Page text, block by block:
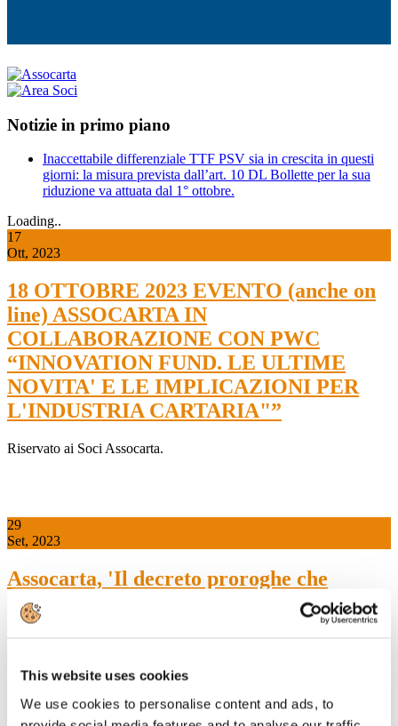
This website uses cookies
We use cookies to personalise content and ads, to
Notizie in primo piano
Inaccettabile differenziale TTF PSV sia in crescita in questi
giorni: la misura prevista dall’art. 10 DL Bollette per la sua
riduzione va attuata dal 1° ottobre.
Loading..
17
Ott, 2023
18 OTTOBRE 2023 EVENTO (anche on
line) ASSOCARTA IN
COLLABORAZIONE CON PWC
“INNOVATION FUND. LE ULTIME
NOVITA' E LE IMPLICAZIONI PER
L'INDUSTRIA CARTARIA"”
Riservato ai Soci Assocarta.
29
Set, 2023
Assocarta, 'Il decreto proroghe che
anticipa al 15 novembre la
compensazione dei crediti d’imposta
energivore”
29 settembre 2023 - Anticipare al 15 novembre 2023 la